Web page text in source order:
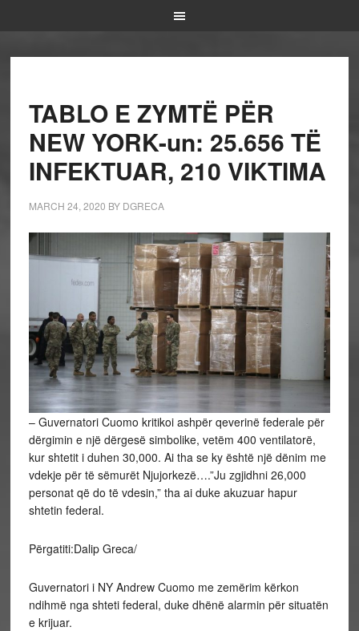
TABLO E ZYMTË PËR
NEW YORK-un: 25.656 TË
INFEKTUAR, 210 VIKTIMA
MARCH 24, 2020 BY DGRECA
– Guvernatori Cuomo kritikoi ashpër qeverinë federale për
dërgimin e një dërgesë simbolike, vetëm 400 ventilatorë,
kur shtetit i duhen 30,000. Ai tha se ky është një dënim me
vdekje për të sëmurët Njujorkezë….”Ju zgjidhni 26,000
personat që do të vdesin,” tha ai duke akuzuar hapur
shtetin federal.
Përgatiti:Dalip Greca/
Guvernatori i NY Andrew Cuomo me zemërim kërkon
ndihmë nga shteti federal, duke dhënë alarmin për situatën
e krijuar.